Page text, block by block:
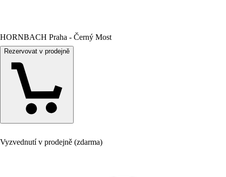
HORNBACH Praha - Černý Most
Rezervovat v prodejně
Vyzvednutí v prodejně (zdarma)